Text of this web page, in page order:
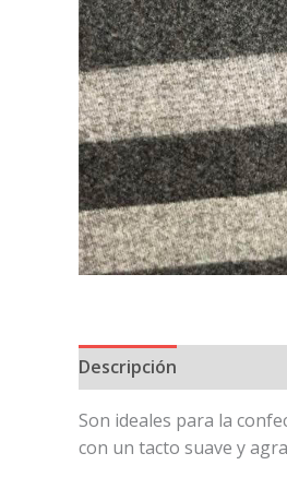
Descripción
Son ideales para la
con un tacto suave y